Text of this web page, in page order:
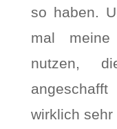
so haben.
mal meine
nutzen,
wirklich sehr